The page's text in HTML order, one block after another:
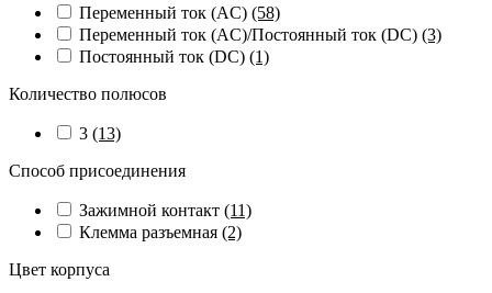
Переменный ток (AC) (58)
Переменный ток (AC)/Постоянный ток (DC) (3)
Постоянный ток (DC) (1)
Количество полюсов
3 (13)
Способ присоединения
Зажимной контакт (11)
Клемма разъемная (2)
Цвет корпуса